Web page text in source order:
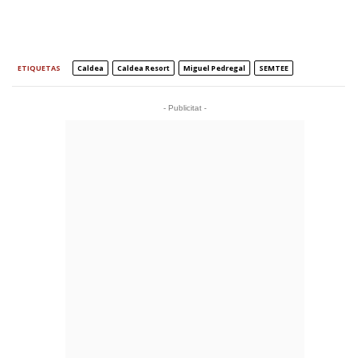
ETIQUETAS Caldea Caldea Resort Miguel Pedregal SEMTEE
- Publicitat -